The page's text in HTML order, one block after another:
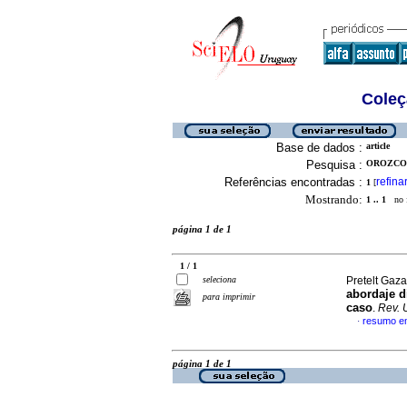
Base de dados : article
Pesquisa :
Referências encontradas : 1 [refinar
Mostrando: 1 .. 1 no
página 1 de 1
1 / 1
seleciona
para imprimir
Pretelt
abordaje
caso. Rev.
· resumo
página 1 de 1